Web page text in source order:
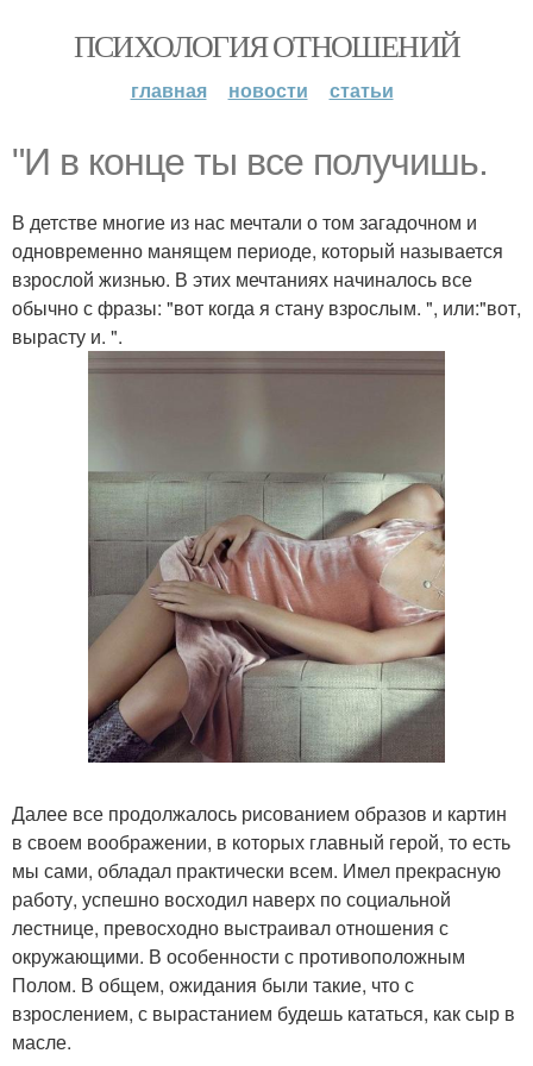
ПСИХОЛОГИЯ ОТНОШЕНИЙ
главная новости статьи
"И в конце ты все получишь.
В детстве многие из нас мечтали о том загадочном и
одновременно манящем периоде, который называется
взрослой жизнью. В этих мечтаниях начиналось все
обычно с фразы: "вот когда я стану взрослым. ", или:"вот,
вырасту и. ".
Далее все продолжалось рисованием образов и картин
в своем воображении, в которых главный герой, то есть
мы сами, обладал практически всем. Имел прекрасную
работу, успешно восходил наверх по социальной
лестнице, превосходно выстраивал отношения с
окружающими. В особенности с противоположным
Полом. В общем, ожидания были такие, что с
взрослением, с вырастанием будешь кататься, как сыр в
масле.